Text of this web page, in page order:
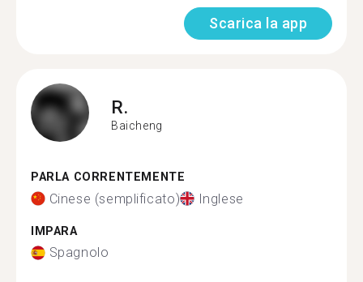
Scarica la app
R.
Baicheng
PARLA CORRENTEMENTE
Cinese (semplificato) Inglese
IMPARA
Spagnolo